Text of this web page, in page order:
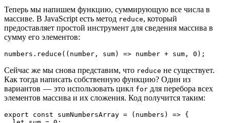
Теперь мы напишем функцию, суммирующую все числа в
массиве. В JavaScript есть метод reduce, который
предоставляет простой инструмент для сведения массива в
сумму его элементов:
numbers.reduce((number, sum) => number + sum, 0);
Сейчас же мы снова представим, что reduce не существует.
Как тогда написать собственную функцию? Один из
вариантов — это использовать цикл for для перебора всех
элементов массива и их сложения. Код получится таким:
export const sumNumbersArray = (numbers) => {